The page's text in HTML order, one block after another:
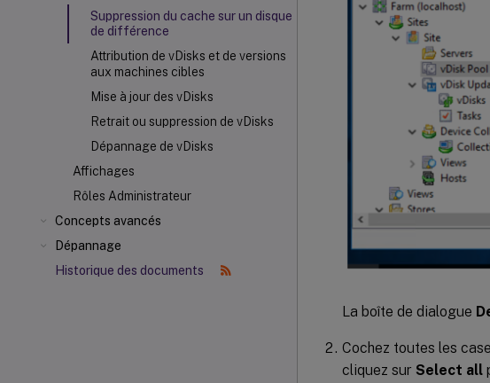
Suppression du cache sur un disque
de différence
Attribution de vDisks et de versions
aux machines cibles
Mise à jour des vDisks
Retrait ou suppression de vDisks
Dépannage de vDisks
Affichages
Rôles Administrateur
Concepts avancés
Dépannage
Historique des documents
La boîte de dialogue
Cochez toutes les
cliquez sur Select all